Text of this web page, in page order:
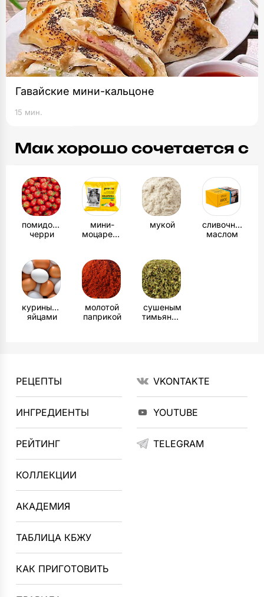
Гавайские мини-кальцоне
15 мин.
Мак хорошо сочетается с
помидорами
черри
мини-
моцареллой
мукой
сливочным
маслом
куриными
яйцами
молотой
паприкой
сушеным
тимьяном
РЕЦЕПТЫ
ИНГРЕДИЕНТЫ
РЕЙТИНГ
КОЛЛЕКЦИИ
АКАДЕМИЯ
ТАБЛИЦА КБЖУ
КАК ПРИГОТОВИТЬ
VKONTAKTE
YOUTUBE
TELEGRAM